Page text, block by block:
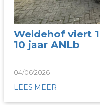
Weidehof viert
10 jaar ANLb
04/06/2026
LEES MEER